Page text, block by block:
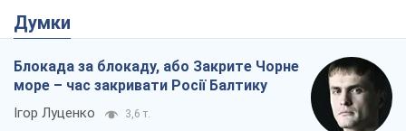
Думки
Блокада за блокаду, або Закрите Чорне
море – час закривати Росії Балтику
Ігор Луценко 3,6 т.